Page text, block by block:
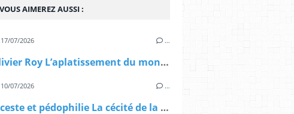
VOUS AIMEREZ AUSSI :
17/07/2026 …
Olivier Roy L’aplatissement du monde La crise de la culture et l’empire des normes
10/07/2026 …
Inceste et pédophilie La cécité de la justice ne date pas d’hier Qui a tué Virginie ? de Julien Mucchielli